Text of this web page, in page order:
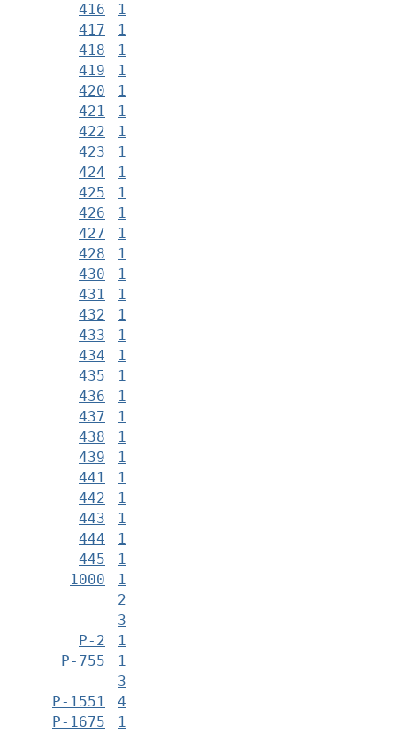
416
1
417
1
418
1
419
1
420
1
421
1
422
1
423
1
424
1
425
1
426
1
427
1
428
1
430
1
431
1
432
1
433
1
434
1
435
1
436
1
437
1
438
1
439
1
441
1
442
1
443
1
444
1
445
1
1000
1
2
3
Р-2
1
Р-755
1
3
Р-1551
4
Р-1675
1